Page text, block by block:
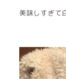
美味しすぎて